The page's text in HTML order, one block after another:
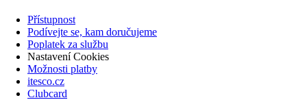
Přístupnost
Podívejte se, kam doručujeme
Poplatek za službu
Nastavení Cookies
Možnosti platby
itesco.cz
Clubcard